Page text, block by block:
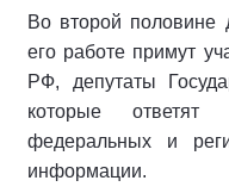
Во второй половине
его работе примут
РФ, депутаты
которые ответят
федеральных и
информации.